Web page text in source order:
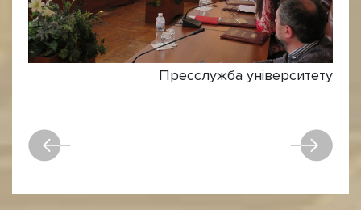
Пресслужба університету